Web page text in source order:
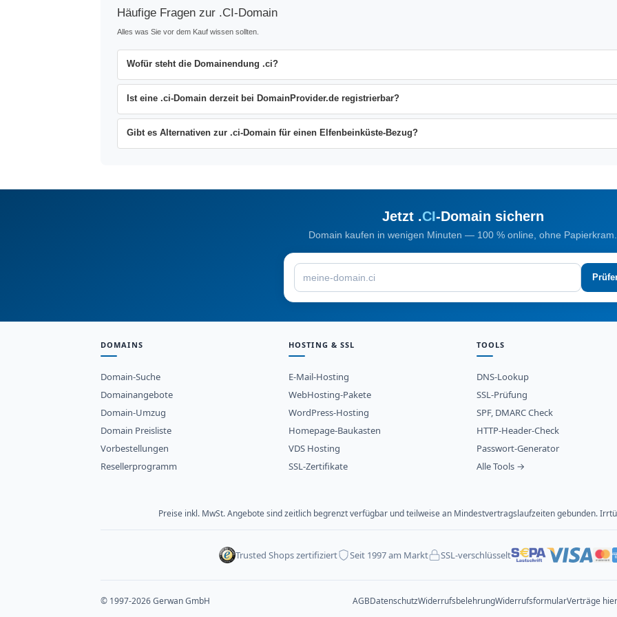
Häufige Fragen zur .CI-Domain
Alles was Sie vor dem Kauf wissen sollten.
Wofür steht die Domainendung .ci?
Ist eine .ci-Domain derzeit bei DomainProvider.de registrierbar?
Gibt es Alternativen zur .ci-Domain für einen Elfenbeinküste-Bezug?
Jetzt .CI-Domain sichern
Domain kaufen in wenigen Minuten — 100 % online, ohne Papierkram.
DOMAINS
Domain-Suche
Domainangebote
Domain-Umzug
Domain Preisliste
Vorbestellungen
Resellerprogramm
HOSTING & SSL
E-Mail-Hosting
WebHosting-Pakete
WordPress-Hosting
Homepage-Baukasten
VDS Hosting
SSL-Zertifikate
TOOLS
DNS-Lookup
SSL-Prüfung
SPF, DMARC Check
HTTP-Header-Check
Passwort-Generator
Alle Tools →
Preise inkl. MwSt. Angebote sind zeitlich begrenzt verfügbar und teilweise an Mindestvertragslaufzeiten gebunden.
Trusted Shops zertifiziert Seit 1997 am Markt SSL-verschlüsselt
© 1997-2026 Gerwan GmbH AGBDatenschutzWiderrufsbelehrungWiderrufsformularVerträge